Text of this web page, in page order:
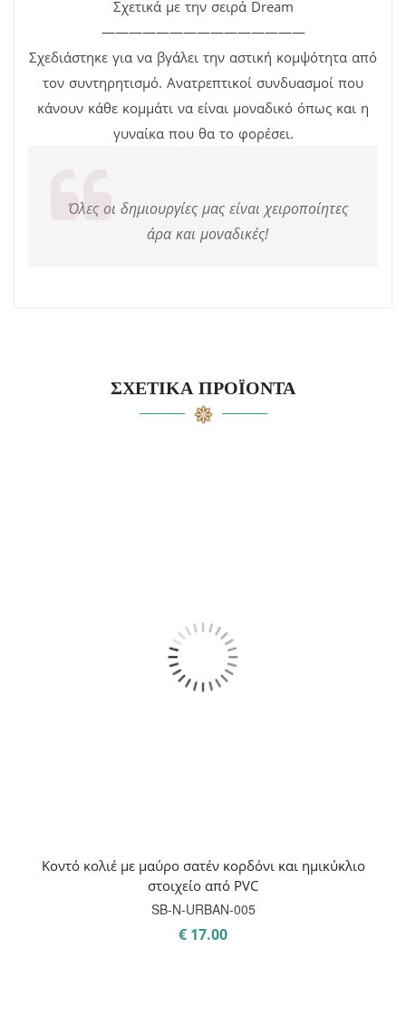
Σχετικά με την σειρά Dream
———————————————
Σχεδιάστηκε για να βγάλει την αστική κομψότητα από
τον συντηρητισμό. Ανατρεπτικοί συνδυασμοί που
κάνουν κάθε κομμάτι να είναι μοναδικό όπως και η
γυναίκα που θα το φορέσει.
Όλες οι δημιουργίες μας είναι χειροποίητες
άρα και μοναδικές!
ΣΧΕΤΙΚΆ ΠΡΟΪΌΝΤΑ
Κοντό κολιέ με μαύρο σατέν κορδόνι και ημικύκλιο
στοιχείο από PVC
SB-N-URBAN-005
€ 17.00